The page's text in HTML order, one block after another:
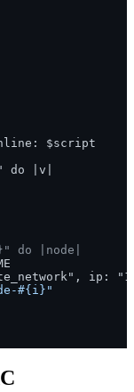
$script
do |v|
do |node|
ip:
#{i}"